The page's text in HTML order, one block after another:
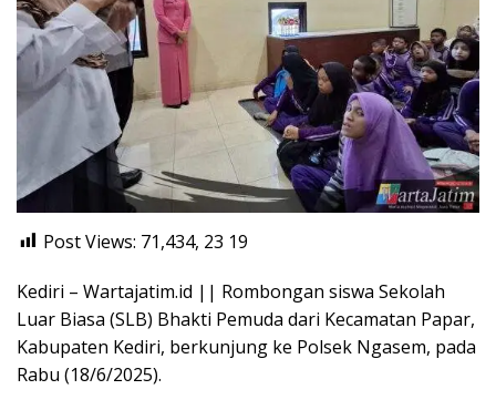
Post Views: 71,434, 23 19
Kediri – Wartajatim.id || Rombongan siswa Sekolah
Luar Biasa (SLB) Bhakti Pemuda dari Kecamatan Papar,
Kabupaten Kediri, berkunjung ke Polsek Ngasem, pada
Rabu (18/6/2025).